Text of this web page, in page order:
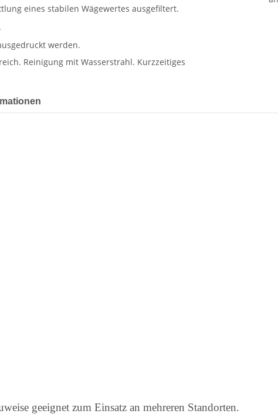
geeignet zum Einsatz an mehreren Standorten.